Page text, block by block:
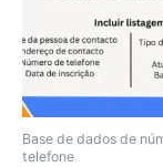
Base de dados de
telefone